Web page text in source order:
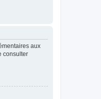
aux
consulter